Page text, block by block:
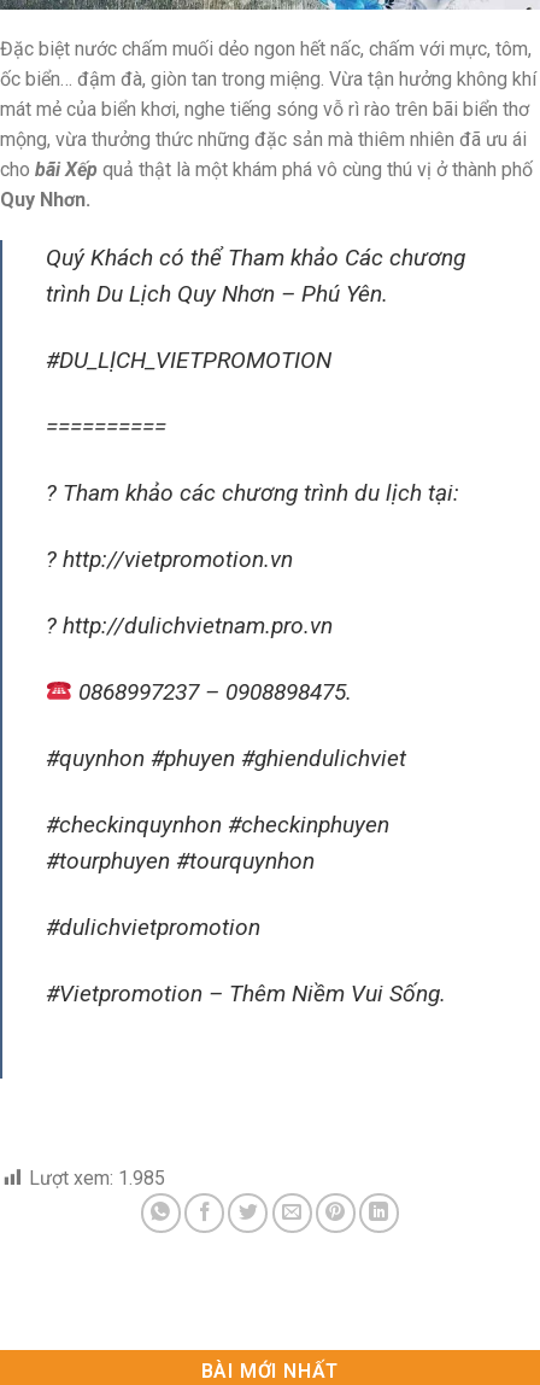
Đặc biệt nước chấm muối dẻo ngon hết nấc, chấm với mực, tôm,
ốc biển… đậm đà, giòn tan trong miệng. Vừa tận hưởng không khí
mát mẻ của biển khơi, nghe tiếng sóng vỗ rì rào trên bãi biển thơ
mộng, vừa thưởng thức những đặc sản mà thiêm nhiên đã ưu ái
cho bãi Xếp quả thật là một khám phá vô cùng thú vị ở thành phố
Quy Nhơn.
Quý Khách có thể Tham khảo Các chương
trình Du Lịch Quy Nhơn – Phú Yên.
#DU_LỊCH_VIETPROMOTION
==========
? Tham khảo các chương trình du lịch tại:
? http://vietpromotion.vn
? http://dulichvietnam.pro.vn
0868997237 – 0908898475.
#quynhon #phuyen #ghiendulichviet
#checkinquynhon #checkinphuyen
#tourphuyen #tourquynhon
#dulichvietpromotion
#Vietpromotion – Thêm Niềm Vui Sống.
Lượt xem: 1.985
BÀI MỚI NHẤT